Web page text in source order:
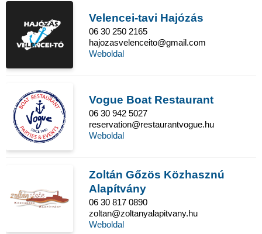
Velencei-tavi Hajózás
06 30 250 2165
hajozasvelenceito@gmail.com
Weboldal
Vogue Boat Restaurant
06 30 942 5027
reservation@restaurantvogue.hu
Weboldal
Zoltán Gőzös Közhasznú
Alapítvány
06 30 817 0890
zoltan@zoltanyalapitvany.hu
Weboldal